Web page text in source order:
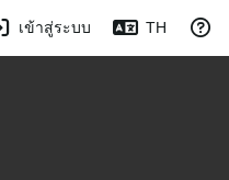
เข้าสู่ระบบ TH